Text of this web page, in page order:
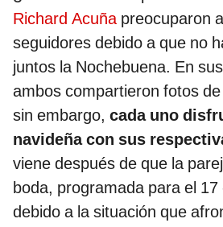
Richard Acuñapreocuparon
seguidores debido a que no
juntos la Nochebuena. En
ambos compartieron fotos
sin embargo, cada uno
navideña con sus
viene después de que la
boda, programada para el 17
debido a la situación que